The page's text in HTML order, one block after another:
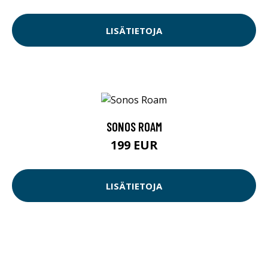
LISÄTIETOJA
SONOS ROAM
199 EUR
LISÄTIETOJA